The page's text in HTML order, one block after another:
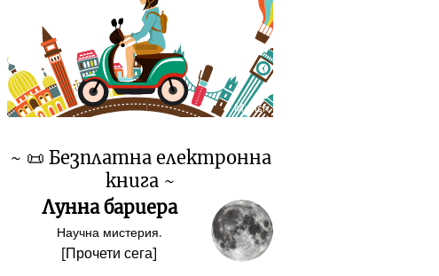
♥ Marish
~ 📜 Безплатна електронна
книга ~
Лунна бариера
Научна мистерия.
[Прочети сега]